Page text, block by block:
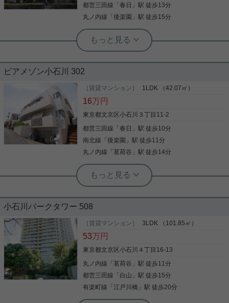
詳細を見る
都営三田線 「春日 」駅 徒歩13分
丸ノ内線 「後楽園 」駅 徒歩15分
実用春日ホーム 茗荷谷店 堀田枝里
春日2丁目、3LDK！高階層・南向きの
お部屋です！
実用春日ホーム 茗荷谷駅前センター 齊藤敏孝
南向きで明るい3ＬＤＫのファミリー物
件♪ 眺望も良好です！
｢コロネード春日｣ オートロック完備、室内リフォー
ム済み 南向きで陽当たり良好! 高台に建っているの
にお問い合わせください!
写真(9)
詳細を見る
ビアメゾン小石川 302
［賃貸マンション］ 1LDK （42.07㎡）
16万円
東京都文京区小石川３丁目11-2
都営三田線 「春日 」駅 徒歩10分
南北線 「後楽園 」駅 徒歩11分
丸ノ内線 「茗荷谷 」駅 徒歩14分
実用春日ホーム 小石川店 スタッフ上田
★ウォークインクロゼット★2020年リ
ット可（小型犬）★
後楽園エリアにあるこちらのお部屋は、築年数は経
っていますが2020年にリノベーション済みで室内と
てもきれいです。 ウォークインクローゼットがつい
ていて荷物が多くても安心です。 ペットも飼育可能
りそうです！！ 気になる点や類似物件などお気軽に
【実用春日ホーム 小石川店】へお問い合わせくだ
さい！お待ちしております。
写真(9)
詳細を見る
小石川パークタワー 508
［賃貸マンション］ 3LDK （101.85㎡）
53万円
東京都文京区小石川４丁目16-13
丸ノ内線 「茗荷谷 」駅 徒歩11分
都営三田線 「 白山 」駅 徒歩15分
有楽町線 「江戸川橋 」駅 徒歩20分